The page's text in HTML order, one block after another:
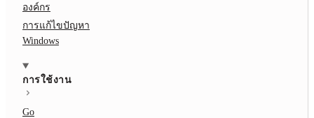
องค์กร
การแก้ไขปัญหา
Windows
การใช้งาน
Go